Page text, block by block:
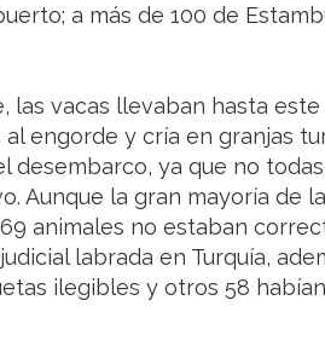
a más de 100 de
las vacas llevaban hasta este
engorde y cría en granjas
desembarco, ya que no
Aunque la gran mayoría de
animales no estaban
labrada en Turquía,
ilegibles y otros 58